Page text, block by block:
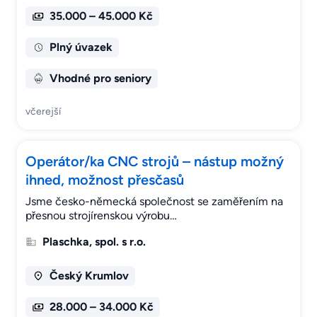
35.000 – 45.000 Kč
Plný úvazek
Vhodné pro seniory
včerejší
Operátor/ka CNC strojů – nástup možný
ihned, možnost přesčasů
Jsme česko-německá společnost se zaměřením na
přesnou strojírenskou výrobu…
Plaschka, spol. s r.o.
Český Krumlov
28.000 – 34.000 Kč